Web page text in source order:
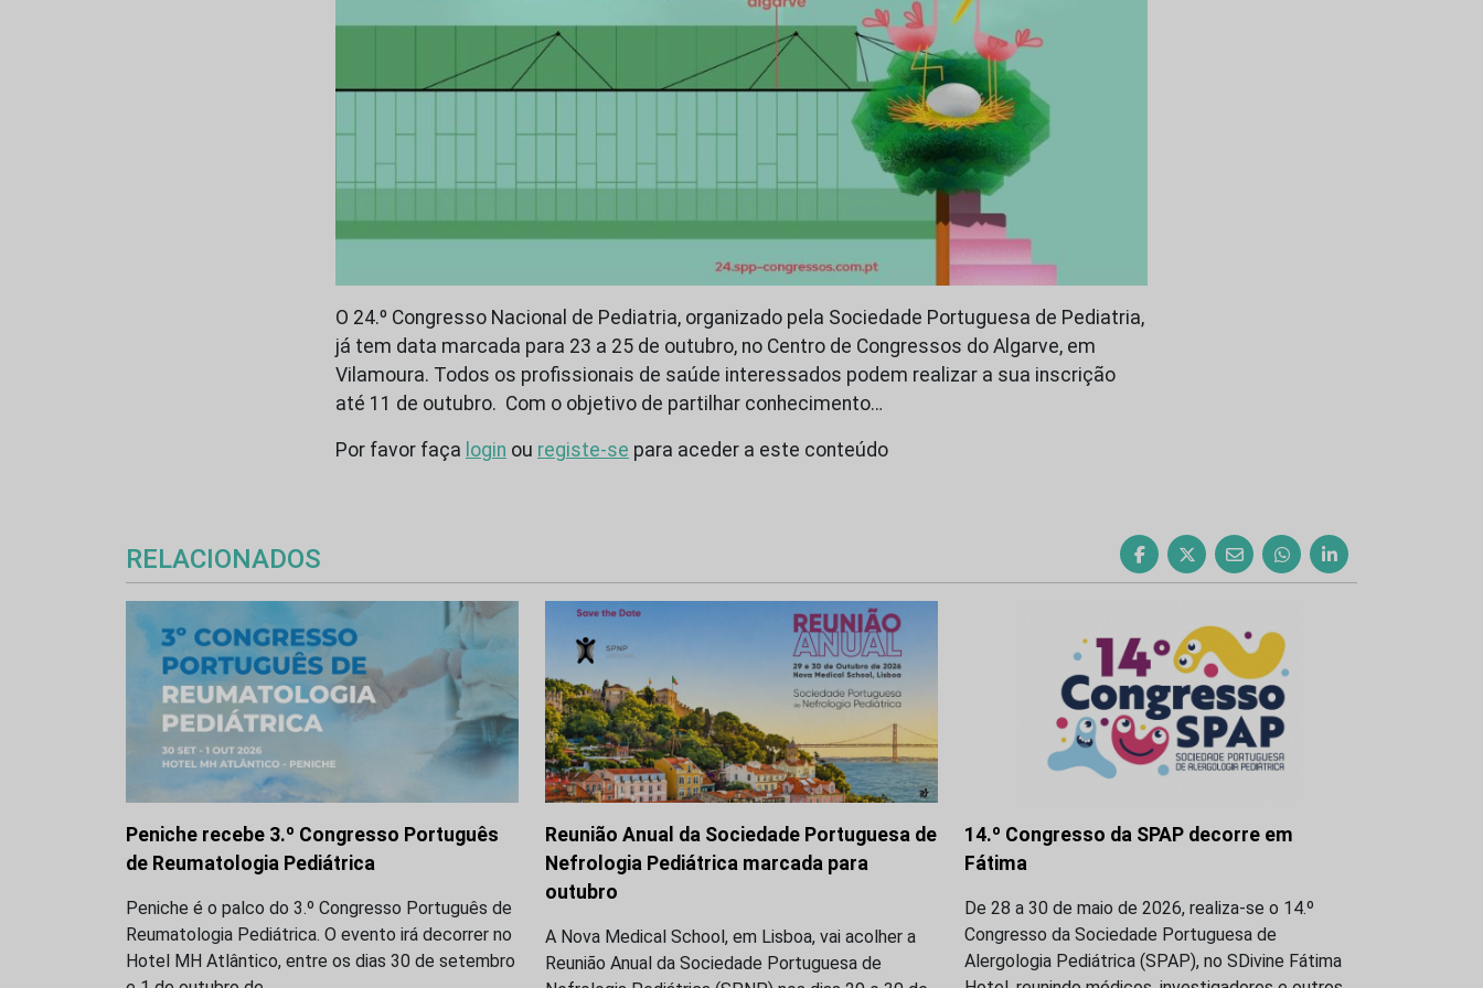
O 24.º Congresso Nacional de Pediatria, organizado pela Sociedade Portuguesa de Pediatria,
já tem data marcada para 23 a 25 de outubro, no Centro de Congressos do Algarve, em
Vilamoura. Todos os profissionais de saúde interessados podem realizar a sua inscrição
até 11 de outubro. Com o objetivo de partilhar conhecimento…
Por favor faça login ou registe-se para aceder a este conteúdo
RELACIONADOS
Peniche recebe 3.º Congresso Português
de Reumatologia Pediátrica
Peniche é o palco do 3.º Congresso Português de
Reumatologia Pediátrica. O evento irá decorrer no
Hotel MH Atlântico, entre os dias 30 de setembro
Reunião Anual da Sociedade Portuguesa de
Nefrologia Pediátrica marcada para
outubro
A Nova Medical School, em Lisboa, vai acolher a
Reunião Anual da Sociedade Portuguesa de
14.º Congresso da SPAP decorre em
Fátima
De 28 a 30 de maio de 2026, realiza-se o 14.º
Congresso da Sociedade Portuguesa de
Alergologia Pediátrica (SPAP), no SDivine Fátima